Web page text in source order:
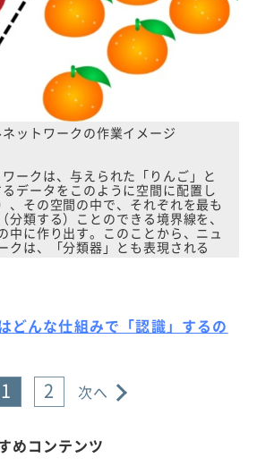
ットワークの作業イメージ
ークは、与えられた「りんご」と
るデータをこのように空間に配置し
、その空間の中で、それぞれを最も
分類する）ことのできる境界線を、
中に作り出す。このことから、ニュ
クは、「分類器」とも表現される
どんな仕組みで「認識」するの
1 2 次へ
めコンテンツ